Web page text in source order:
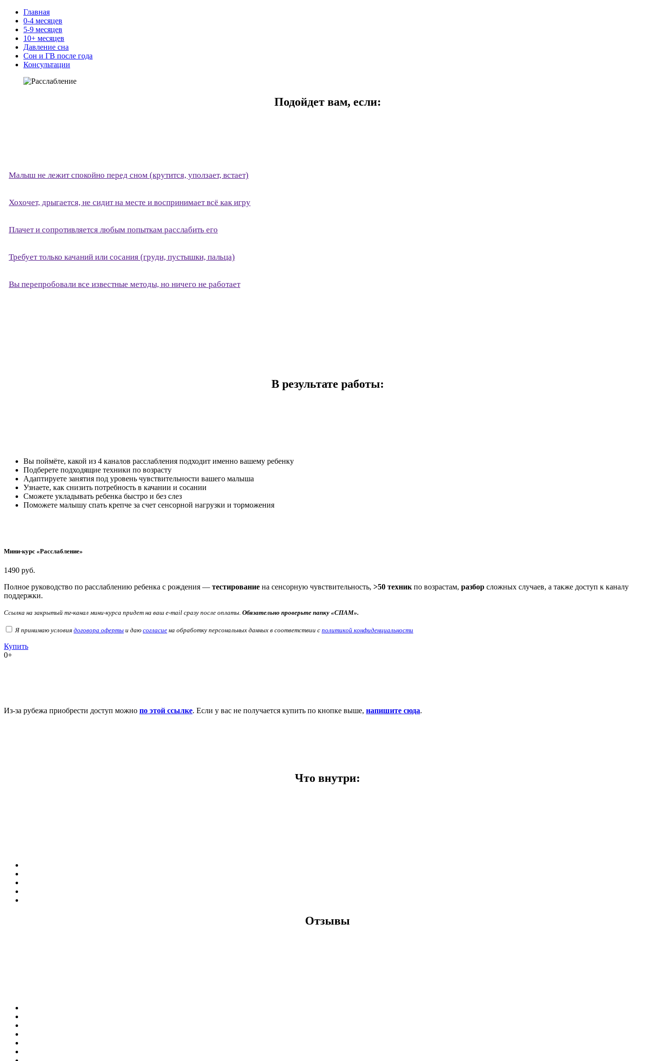
Главная
0-4 месяцев
5-9 месяцев
10+ месяцев
Давление сна
Сон и ГВ после года
Консультации
Подойдет вам, если:
Малыш не лежит спокойно перед сном (крутится, уползает, встает)
Хохочет, дрыгается, не сидит на месте и воспринимает всё как игру
Плачет и сопротивляется любым попыткам расслабить его
Требует только качаний или сосания (груди, пустышки, пальца)
Вы перепробовали все известные методы, но ничего не работает
В результате работы:
Вы поймёте, какой из 4 каналов расслабления подходит именно вашему ребенку
Подберете подходящие техники по возрасту
Адаптируете занятия под уровень чувствительности вашего малыша
Узнаете, как снизить потребность в качании и сосании
Сможете укладывать ребенка быстро и без слез
Поможете малышу спать крепче за счет сенсорной нагрузки и торможения
Мини-курс «Расслабление»
1490 руб.
Полное руководство по расслаблению ребенка с рождения — тестирование на сенсорную чувствительность, >50 техник по возрастам, разбор сложных случаев, а также доступ к каналу
поддержки.
Ссылка на закрытый тг-канал мини-курса придет на ваш e-mail сразу после оплаты. Обязательно проверьте папку «СПАМ».
Я принимаю условия договора оферты и даю согласие на обработку персональных данных в соответствии с политикой конфиденциальности
Купить
0+
Из-за рубежа приобрести доступ можно по этой ссылке. Если у вас не получается купить по кнопке выше, напишите сюда.
Что внутри:
Отзывы